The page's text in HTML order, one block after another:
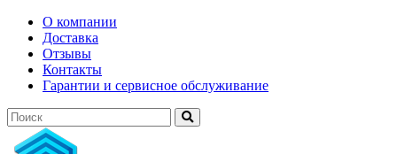
О компании
Доставка
Отзывы
Контакты
Гарантии и сервисное обслуживание